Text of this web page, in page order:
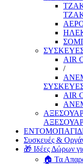
AIR
/
AIR
Συσκευές &
🎁 Ιδέες Δώρων
🏠 Τα